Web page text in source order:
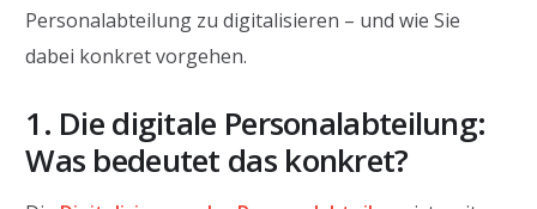
Personalabteilung zu digitalisieren – und wie Sie
dabei konkret vorgehen.
1. Die digitale Personalabteilung:
Was bedeutet das konkret?